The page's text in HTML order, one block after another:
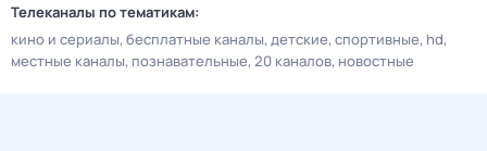
Телеканалы по тематикам:
кино и сериалы бесплатные каналы детские спортивные hd
местные каналы познавательные 20 каналов новостные